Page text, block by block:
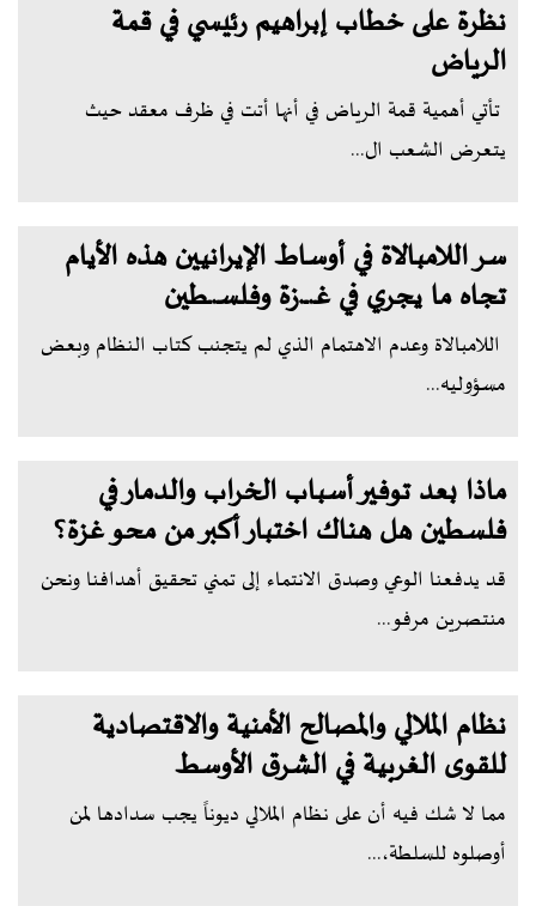
نظرة على خطاب إبراهيم رئيسي في قمة
الرياض
تأتي أهمية قمة الرياض في أنها أتت في ظرف معقد حيث
يتعرض الشعب ال...
سر اللامبالاة في أوساط الإيرانيين هذه الأيام
تجاه ما يجري في غـ.ـــ.زة وفلسـ.ــطين
اللامبالاة وعدم الاهتمام الذي لم يتجنب كتاب النظام وبعض
مسؤوليه...
ماذا بعد توفير أسباب الخراب والدمار في
فلسطين هل هناك اختبار أكبر من محو غزة؟
قد يدفعنا الوعي وصدق الانتماء إلى تمني تحقيق أهدافنا ونحن
منتصرين مرفو...
نظام الملالي والمصالح الأمنية والاقتصادية
للقوى الغربية في الشرق الأوسط
مما لا شك فيه أن على نظام الملالي ديوناً يجب سدادها لمن
أوصلوه للسلطة،...